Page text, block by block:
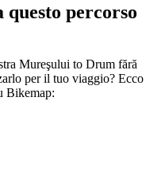
questo percorso
Mureşului to Drum fără
per il tuo viaggio? Ecco
Bikemap: